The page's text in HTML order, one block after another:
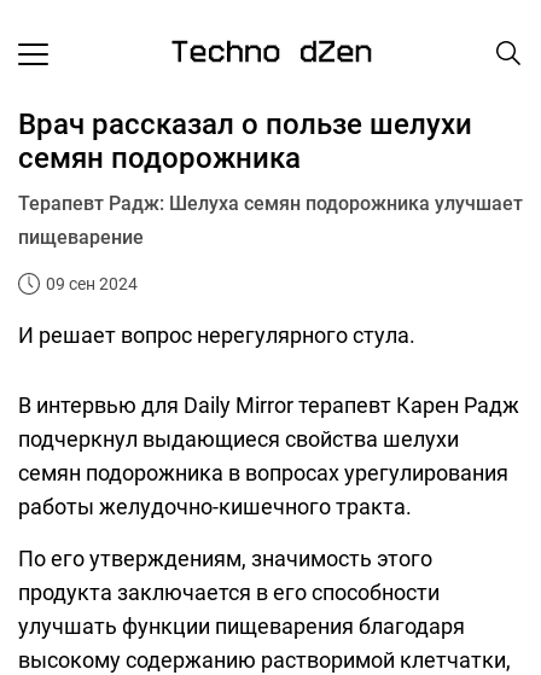
Врач рассказал о пользе шелухи
семян подорожника
Терапевт Радж: Шелуха семян подорожника улучшает
пищеварение
09 сен 2024
И решает вопрос нерегулярного стула.
В интервью для Daily Mirror терапевт Карен Радж
подчеркнул выдающиеся свойства шелухи
семян подорожника в вопросах урегулирования
работы желудочно-кишечного тракта.
По его утверждениям, значимость этого
продукта заключается в его способности
улучшать функции пищеварения благодаря
высокому содержанию растворимой клетчатки,